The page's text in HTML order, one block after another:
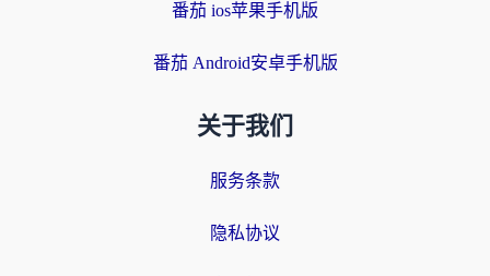
番茄 ios苹果手机版
番茄 Android安卓手机版
关于我们
服务条款
隐私协议